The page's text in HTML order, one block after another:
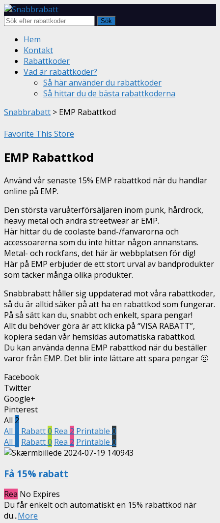
Sök
Skip
content
Hem
Kontakt
Rabattkoder
Vad är rabattkoder?
Så här använder du rabattkoder
Så hittar du de bästa rabattkoderna
Snabbrabatt > EMP Rabattkod
Favorite This Store
EMP Rabattkod
Använd vår senaste 15% EMP rabattkod när du handlar
online på EMP.
Den största varuåterförsäljaren inom punk, hårdrock,
heavy metal och andra streetwear är EMP.
Här hittar du de coolaste band-/fanvarorna och
accessoarerna som du inte hittar någon annanstans.
Metal- och rockfans, det här är webbplatsen för dig!
Här på EMP erbjuder de ett stort urval av bandprodukter
som täcker många olika produkter.
Snabbrabatt håller sig uppdaterad mot våra rabattkoder,
så du är alltid säker på att ha en rabattkod som fungerar.
På så sätt kan du, snabbt och enkelt, spara pengar!
Allt du behöver göra är att klicka på “VISA RABATT”,
kopiera sedan vår hemsidas automatiska rabattkod.
Du kan använda denna EMP rabattkod när du beställer
varor från EMP. Det blir inte lättare att spara pengar 🙂
Facebook
Twitter
Google+
Pinterest
All 2
All
Rabatt0 Rea 2 Printable 0
All
Rabatt0 Rea 2 Printable 0
Få 15% rabatt
Rea No Expires
Du får enkelt och automatiskt en 15% rabattkod när
du...More